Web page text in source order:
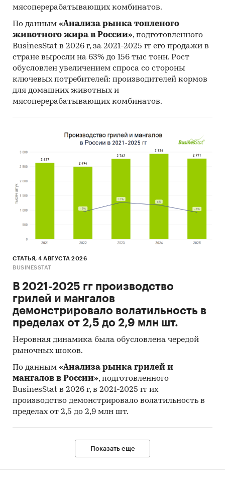
мясоперерабатывающих комбинатов.
По данным «Анализа рынка топленого
животного жира в России», подготовленного
BusinesStat в 2026 г, за 2021-2025 гг его продажи в
стране выросли на 63% до 156 тыс тонн. Рост
обусловлен увеличением спроса со стороны
ключевых потребителей: производителей кормов
для домашних животных и
мясоперерабатывающих комбинатов.
СТАТЬЯ, 4 АВГУСТА 2026
BUSINESSTAT
В 2021-2025 гг производство
грилей и мангалов
демонстрировало волатильность в
пределах от 2,5 до 2,9 млн шт.
Неровная динамика была обусловлена чередой
рыночных шоков.
По данным «Анализа рынка грилей и
мангалов в России», подготовленного
BusinesStat в 2026 г, в 2021-2025 гг их
производство демонстрировало волатильность в
пределах от 2,5 до 2,9 млн шт.
Показать еще